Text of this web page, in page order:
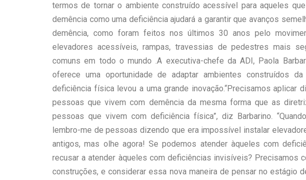
termos de tornar o ambiente construído acessível para aqueles
demência como uma deficiência ajudará a garantir que avanços
demência, como foram feitos nos últimos 30 anos pelo
elevadores acessíveis, rampas, travessias de pedestres mais
comuns em todo o mundo .A executiva-chefe da ADI, Paola
oferece uma oportunidade de adaptar ambientes construídos
deficiência física levou a uma grande inovação.“Precisamos aplicar
pessoas que vivem com demência da mesma forma que as
pessoas que vivem com deficiência física”, diz Barbarino.
lembro-me de pessoas dizendo que era impossível instalar
antigos, mas olhe agora! Se podemos atender àqueles com
recusar a atender àqueles com deficiências invisíveis? Precisamos
construções, e considerar essa nova maneira de pensar no estágio